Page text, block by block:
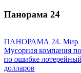
Панорама 24
ПАНОРАМА 24. Мир
Мусорная компания
по ошибке
долларов